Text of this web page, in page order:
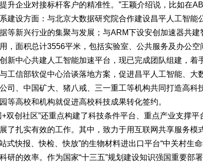
升企业对接标杆客户的精准性。”王颖介绍说，比如在
建设方面：与北京大数据研究院合作建设昌平人工智能
等新兴行业的集聚与发展；与ARM下设安创加速器共
，面积总计3556平米，包括实验室、公共服务及办公
新中心共建人工智能加速平台，现已完成团队组建，着
工信部软促中心洽谈落地方案，促进昌平人工智能、大
司、中国矿大、猪八戒、三一重工等机构共同打造高科
等高校和机构就促进高校科技成果转化签约。
+双创社区”还重点构建了科技条件平台、重点产业支撑
了扎实有效的工作。其中，致力于用互联网共享服务模
式快报、快检、快放”的生物材料进出口平台“中关村生
研的效率。作为国家“十三五”规划建设知识强国重要部